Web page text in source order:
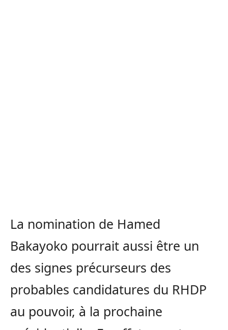
La nomination de Hamed
Bakayoko pourrait aussi être un
des signes précurseurs des
probables candidatures du RHDP
au pouvoir, à la prochaine